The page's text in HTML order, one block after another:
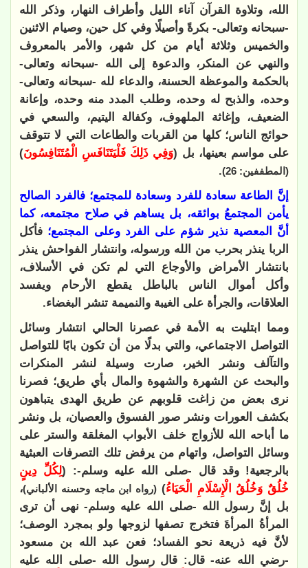
الله، وتلاوة القرآن آناء الليل وأطراف النهار، وذكر الله
-سبحانه وتعالى- بكرةً وأصيلًا وفي كل حين، وصيام الاثنين
والخميس وثلاثة أيام من كل شهر، والأمر بالمعروف
والنهي عن المنكر، والدعوة إلى الله -سبحانه وتعالى-
بالحكمة والموعظة الحسنة، والدعاء لله -سبحانه وتعالى-
وحده، والذبح له وحده، وطلب المدد منه وحده، وإعانة
الضعيف، وإغاثة الملهوف، وكفالة اليتيم، والسعي في
حوائج الناس؛ كلها من القربات والطاعات التي لا تتوقف
على مواسم بعينها، بل (وَفِي ذَلِكَ فَلْيَتَنَافَسِ الْمُتَنَافِسُونَ)
(المطففين: 26)
.
إنَّ الطاعة سعادة للفرد وسعادة للمجتمع؛ فالفرد الصالح
يأمن المجتمعُ بوائقه، بل يساهم في صلاح مجتمعه، كما
أنَّ المعصية نذير شؤم على الفرد وعلى المجتمع؛ فأكل
الربا ينذر بحرب من الله ورسوله، وانتشار الفواحش ينذر
بانتشار الأمراض والأوجاع التي لم تكن في الأسلاف،
وأكل أموال الناس بالباطل يقطع الأرحام ويفسد
العلاقات، والجرأة على الغيبة والنميمة تنشر البغضاء.
ومما ابتليت به الأمة في عصرنا الحالي انتشار وسائل
التواصل الاجتماعي، والتي بدلًا من أن تكون بابًا للتواصل
والتآلف ونشر الخير، صارت وسيلة لنشر المنكرات
والبحث عن الشهرة والشهوة والمال بأي طريق؛ فصرنا
نرى بعض من زاغت قلوبهم عن طريق الهدى يتباهون
بكشف العورات ونشر صور الفسوق والعصيان، بل ونشر
ما أباحه الله للأزواج خلف الأبواب المغلقة والستر على
وسائل التواصل، واتهام من يرفض تلك التصرفات العبثية
بالرجعية! وقد قال -صلى الله عليه وسلم-: (لِكُلِّ دِينٍ
خُلُقٌ وَخُلُقُ الْإِسْلَامِ الْحَيَاءُ) (رواه ابن ماجه وحسنه الألباني)،
بل إنَّ رسول الله -صلى الله عليه وسلم- نهى أن ترى
المرأةُ المرأةَ فتخرج تصفها لزوجها ولو بمجرد الوصف؛
لأنَّ فيه ذريعة نحو الفساد؛ فعن عبد الله بن مسعود
-رضي الله عنه- قال: قال رسول الله -صلى الله عليه